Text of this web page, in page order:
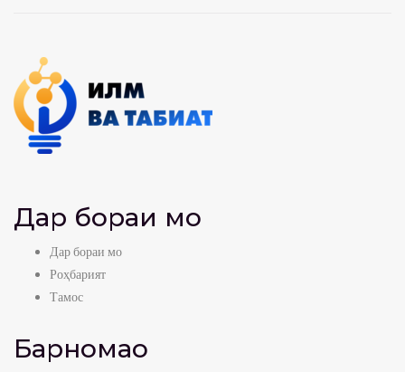
Дар бораи мо
Дар бораи мо
Роҳбарият
Тамос
Барномаҳо